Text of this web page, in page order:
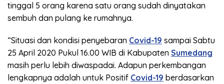
tinggal 5 orang karena satu orang sudah dinyatakan
sembuh dan pulang ke rumahnya.
“Situasi dan kondisi penyebaran Covid-19 sampai Sabtu
25 April 2020 Pukul 16.00 WIB di Kabupaten Sumedang
masih perlu lebih diwaspadai. Adapun perkembangan
lengkapnya adalah untuk Positif Covid-19 berdasarkan